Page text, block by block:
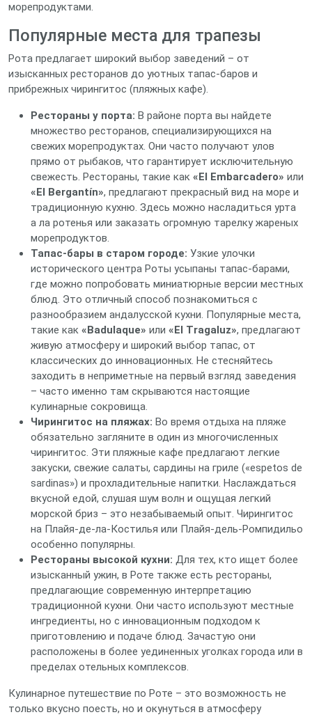
морепродуктами.
Популярные места для трапезы
Рота предлагает широкий выбор заведений – от
изысканных ресторанов до уютных тапас-баров и
прибрежных чирингитос (пляжных кафе).
Рестораны у порта: В районе порта вы найдете
множество ресторанов, специализирующихся на
свежих морепродуктах. Они часто получают улов
прямо от рыбаков, что гарантирует исключительную
свежесть. Рестораны, такие как «El Embarcadero» или
«El Bergantín», предлагают прекрасный вид на море и
традиционную кухню. Здесь можно насладиться урта
а ла ротенья или заказать огромную тарелку жареных
морепродуктов.
Тапас-бары в старом городе: Узкие улочки
исторического центра Роты усыпаны тапас-барами,
где можно попробовать миниатюрные версии местных
блюд. Это отличный способ познакомиться с
разнообразием андалусской кухни. Популярные места,
такие как «Badulaque» или «El Tragaluz», предлагают
живую атмосферу и широкий выбор тапас, от
классических до инновационных. Не стесняйтесь
заходить в неприметные на первый взгляд заведения
– часто именно там скрываются настоящие
кулинарные сокровища.
Чирингитос на пляжах: Во время отдыха на пляже
обязательно загляните в один из многочисленных
чирингитос. Эти пляжные кафе предлагают легкие
закуски, свежие салаты, сардины на гриле («espetos de
sardinas») и прохладительные напитки. Наслаждаться
вкусной едой, слушая шум волн и ощущая легкий
морской бриз – это незабываемый опыт. Чирингитос
на Плайя-де-ла-Костилья или Плайя-дель-Ромпидильо
особенно популярны.
Рестораны высокой кухни: Для тех, кто ищет более
изысканный ужин, в Роте также есть рестораны,
предлагающие современную интерпретацию
традиционной кухни. Они часто используют местные
ингредиенты, но с инновационным подходом к
приготовлению и подаче блюд. Зачастую они
расположены в более уединенных уголках города или в
пределах отельных комплексов.
Кулинарное путешествие по Роте – это возможность не
только вкусно поесть, но и окунуться в атмосферу